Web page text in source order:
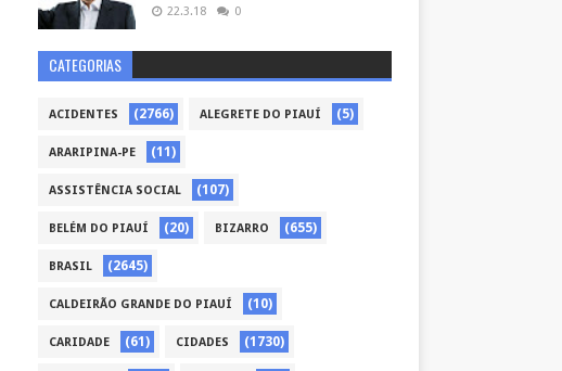
22.3.18 0
CATEGORIAS
ACIDENTES (2766) ALEGRETE DO PIAUÍ (5)
ARARIPINA-PE (11)
ASSISTÊNCIA SOCIAL (107)
BELÉM DO PIAUÍ (20) BIZARRO (655)
BRASIL (2645)
CALDEIRÃO GRANDE DO PIAUÍ (10)
CARIDADE (61) CIDADES (1730)